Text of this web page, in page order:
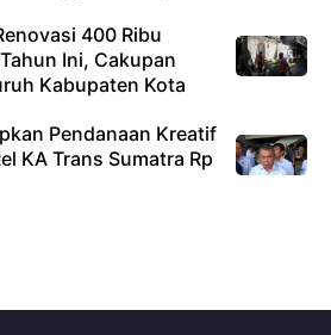
400 Ribu
Ini, Cakupan
Kabupaten Kota
Pendanaan Kreatif
KA Trans Sumatra Rp